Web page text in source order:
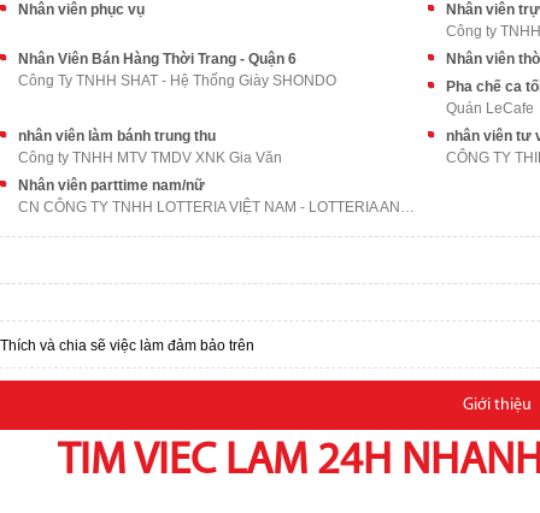
Nhân viên phục vụ
Nhân viên
Công ty
Nhân Viên Bán Hàng Thời Trang - Quận 6
Công Ty TNHH SHAT - Hệ Thống Giày SHONDO
Nhân viên
Pha chế ca
Quán LeCafe
nhân viên làm bánh trung thu
Công ty TNHH MTV TMDV XNK Gia Văn
nhân viên tư
CÔNG TY
Nhân viên parttime nam/nữ
CN CÔNG TY TNHH LOTTERIA VIỆT NAM - LOTTERIA AN BÌ
Thích và chia sẽ việc làm đảm bảo trên
Giới thiệu
TIM VIEC LAM 24H